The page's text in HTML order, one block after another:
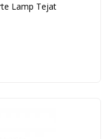
Lamp Tejat